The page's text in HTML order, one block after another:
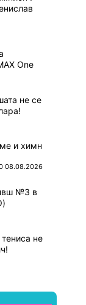
One
не се
и химн
08.08.2026
№3 в
не